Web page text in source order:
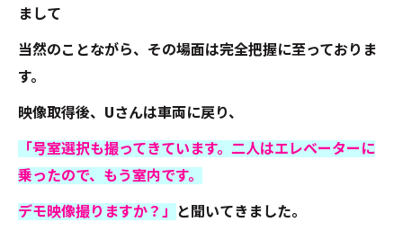
まして
当然のことながら、その場面は完全把握に至っておりま
す。
映像取得後、Uさんは車両に戻り、
「号室選択も撮ってきています。二人はエレベーターに
乗ったので、もう室内です。
デモ映像撮りますか？」 と聞いてきました。